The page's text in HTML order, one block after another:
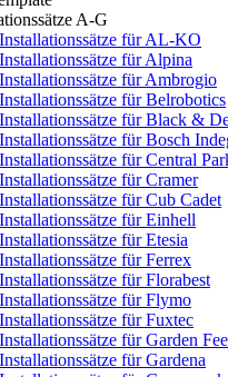
A-G
Installationssätze für AL-KO
Installationssätze für Alpina
Installationssätze für Ambrogio
Installationssätze für Belrobotics
Installationssätze für Black &
Installationssätze für Bosch
Installationssätze für Central
Installationssätze für Cramer
Installationssätze für Cub Cadet
Installationssätze für Einhell
Installationssätze für Etesia
Installationssätze für Ferrex
Installationssätze für Florabest
Installationssätze für Flymo
Installationssätze für Fuxtec
Installationssätze für Garden
Installationssätze für Gardena